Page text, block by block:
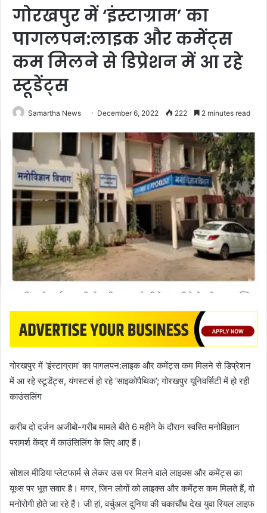
गोरखपुर में ‘इंस्टाग्राम’ का
पागलपन:लाइक और कमेंट्स
कम मिलने से डिप्रेशन में आ रहे
स्टूडेंट्स
Samartha News December 6, 2022 222 2 minutes read
गोरखपुर में ‘इंस्टाग्राम’ का पागलपन:लाइक और कमेंट्स कम मिलने से डिप्रेशन
में आ रहे स्टूडेंट्स, यंगस्टर्स हो रहे ‘साइकोपैथिक’; गोरखपुर यूनिवर्सिटी में हो रही
काउंसलिंग
करीब दो दर्जन अजीबो-गरीब मामले बीते 6 महीने के दौरान स्वस्ति मनोविज्ञान
परामर्श केंद्र में काउंसिलिंग के लिए आए हैं।
सोशल मीडिया प्लेटफार्म से लेकर उस पर मिलने वाले लाइक्स और कमेंट्स का
यूथ्स पर भूत सवार है। मगर, जिन लोगों को लाइक्स और कमेंट्स कम मिलते हैं, वो
मनोरोगी होते जा रहे हैं। जी हां, वर्चुअल दुनिया की चकाचौंध देख युवा रियल लाइफ